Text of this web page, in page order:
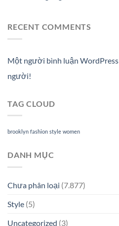
RECENT COMMENTS
Một người bình luận WordPress
người!
TAG CLOUD
brooklyn fashion style women
DANH MỤC
Chưa phân loại (7.877)
Style (5)
Uncategorized (3)